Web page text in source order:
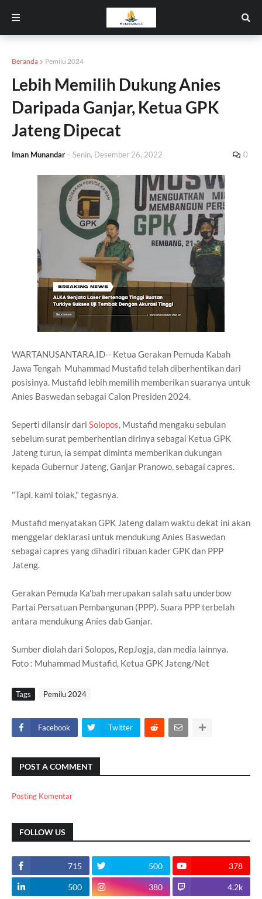
Beranda Pemilu 2024
Lebih Memilih Dukung Anies
Daripada Ganjar, Ketua GPK
Jateng Dipecat
Iman Munandar - Senin, Desember 26, 2022 0
WARTANUSANTARA.ID-- Ketua Gerakan Pemuda Kabah
Jawa Tengah Muhammad Mustafid telah diberhentikan dari
posisinya. Mustafid lebih memilih memberikan suaranya untuk
Anies Baswedan sebagai Calon Presiden 2024.
Seperti dilansir dari Solopos, Mustafid mengaku sebulan
sebelum surat pemberhentian dirinya sebagai Ketua GPK
Jateng turun, ia sempat diminta memberikan dukungan
kepada Gubernur Jateng, Ganjar Pranowo, sebagai capres.
"Tapi, kami tolak," tegasnya.
Mustafid menyatakan GPK Jateng dalam waktu dekat ini akan
menggelar deklarasi untuk mendukung Anies Baswedan
sebagai capres yang dihadiri ribuan kader GPK dan PPP
Jateng.
Gerakan Pemuda Ka'bah merupakan salah satu underbow
Partai Persatuan Pembangunan (PPP). Suara PPP terbelah
antara mendukung Anies dab Ganjar.
Sumber diolah dari Solopos, RepJogja, dan media lainnya.
Foto : Muhammad Mustafid, Ketua GPK Jateng/Net
Tags Pemilu 2024
Facebook Twitter
POST A COMMENT
Posting Komentar
FOLLOW US
715 500 378
500 380 4.2k